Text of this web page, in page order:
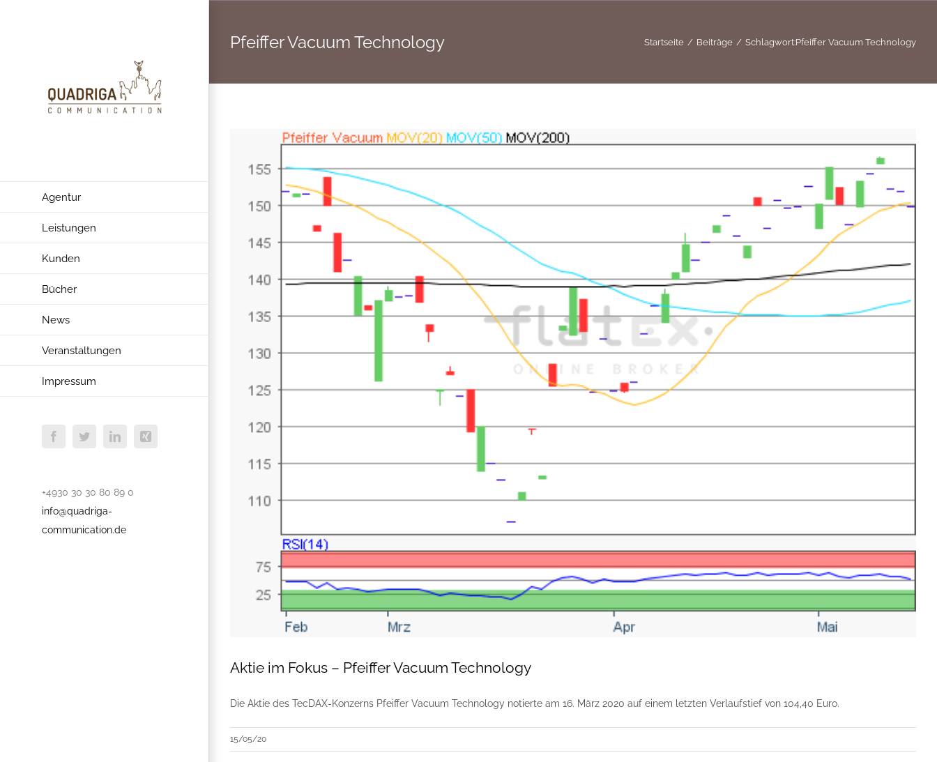
Agentur
Leistungen
Kunden
Bücher
News
Veranstaltungen
Impressum
FacebookTwitterLinkedInXing
+4930 30 30 80 89 0
info@quadriga-
communication.de
Pfeiffer Vacuum Technology Startseite Beiträge Schlagwort:Pfeiffer Vacuum Technology
Aktie im Fokus – Pfeiffer Vacuum Technology
Die Aktie des TecDAX-Konzerns Pfeiffer Vacuum Technology notierte am 16. März 2020 auf einem letzten Verlaufstief von 104,40 Euro.
15/05/20